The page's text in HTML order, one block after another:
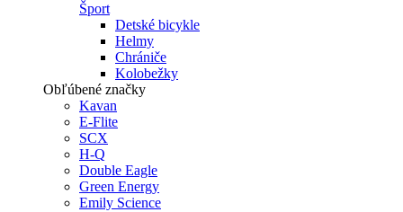
Šport
Detské bicykle
Helmy
Chrániče
Kolobežky
Obľúbené značky
Kavan
E-Flite
SCX
H-Q
Double Eagle
Green Energy
Emily Science